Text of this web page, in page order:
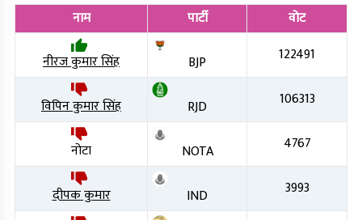
नाम पार्टी
वोट
नीरज कुमार सिंह
BJP 122491
विपिन कुमार सिंह RJD 106313
नोटा NOTA 4767
दीपक कुमार IND 3993